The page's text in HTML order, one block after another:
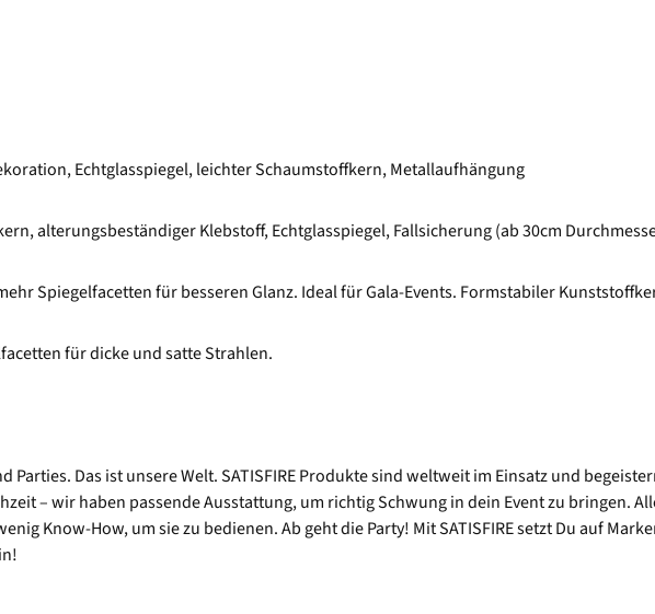
Echtglasspiegel, leichter Schaumstoffkern, Metallaufhängung
alterungsbeständiger Klebstoff, Echtglasspiegel, Fallsicherung (ab 30cm
Spiegelfacetten für besseren Glanz. Ideal für Gala-Events. Formstabiler
für dicke und satte Strahlen.
Parties. Das ist unsere Welt. SATISFIRE Produkte sind weltweit im Einsatz und
– wir haben passende Ausstattung, um richtig Schwung in dein Event zu bringen.
Know-How, um sie zu bedienen. Ab geht die Party! Mit SATISFIRE setzt Du auf